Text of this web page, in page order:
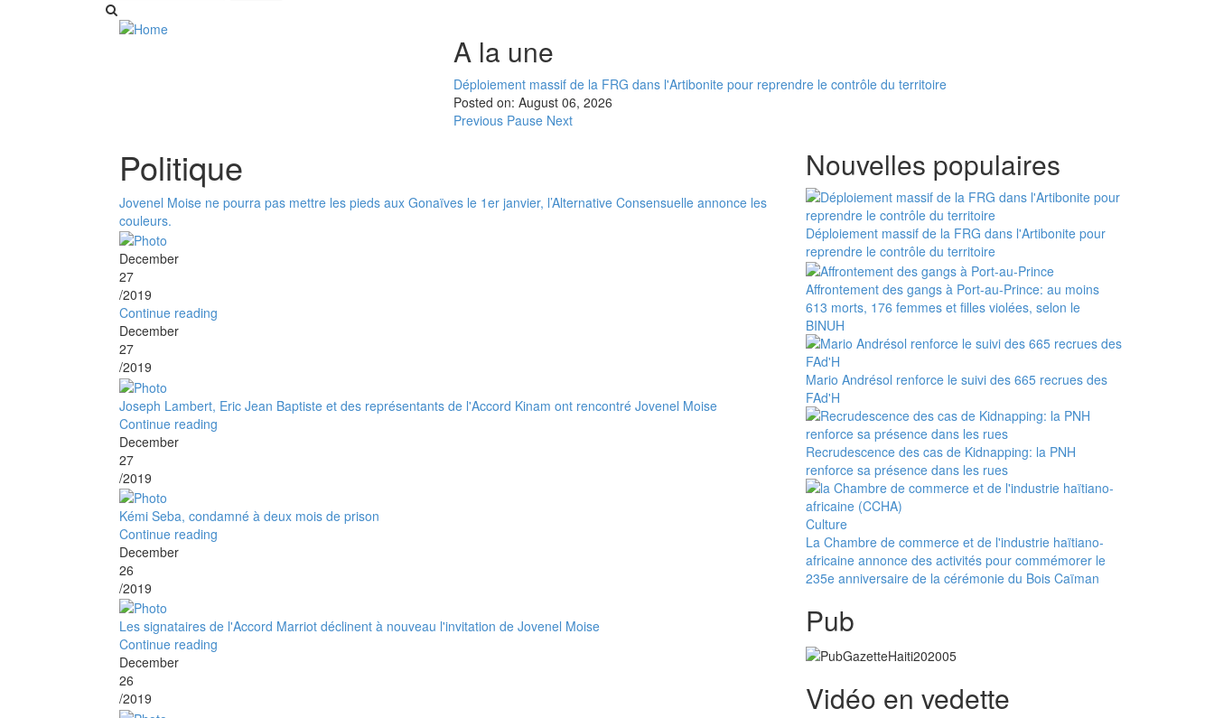
A la une
Déploiement massif de la FRG dans l'Artibonite pour reprendre le contrôle du territoire
Posted on: August 06, 2026
Previous Pause Next
Politique
Jovenel Moise ne pourra pas mettre les pieds aux Gonaïves le 1er janvier, l’Alternative Consensuelle annonce les
couleurs.
December
27
/2019
Continue reading
December
27
/2019
Joseph Lambert, Eric Jean Baptiste et des représentants de l'Accord Kinam ont rencontré Jovenel Moise
Continue reading
December
27
/2019
Kémi Seba, condamné à deux mois de prison
Continue reading
December
26
/2019
Les signataires de l'Accord Marriot déclinent à nouveau l'invitation de Jovenel Moise
Continue reading
December
26
/2019
Nouvelles populaires
Déploiement massif de la FRG dans l'Artibonite pour
reprendre le contrôle du territoire
Affrontement des gangs à Port-au-Prince: au moins
613 morts, 176 femmes et filles violées, selon le
BINUH
Mario Andrésol renforce le suivi des 665 recrues des
FAd'H
Recrudescence des cas de Kidnapping: la PNH
renforce sa présence dans les rues
Culture
La Chambre de commerce et de l'industrie haïtiano-
africaine annonce des activités pour commémorer le
235e anniversaire de la cérémonie du Bois Caïman
Pub
Vidéo en vedette